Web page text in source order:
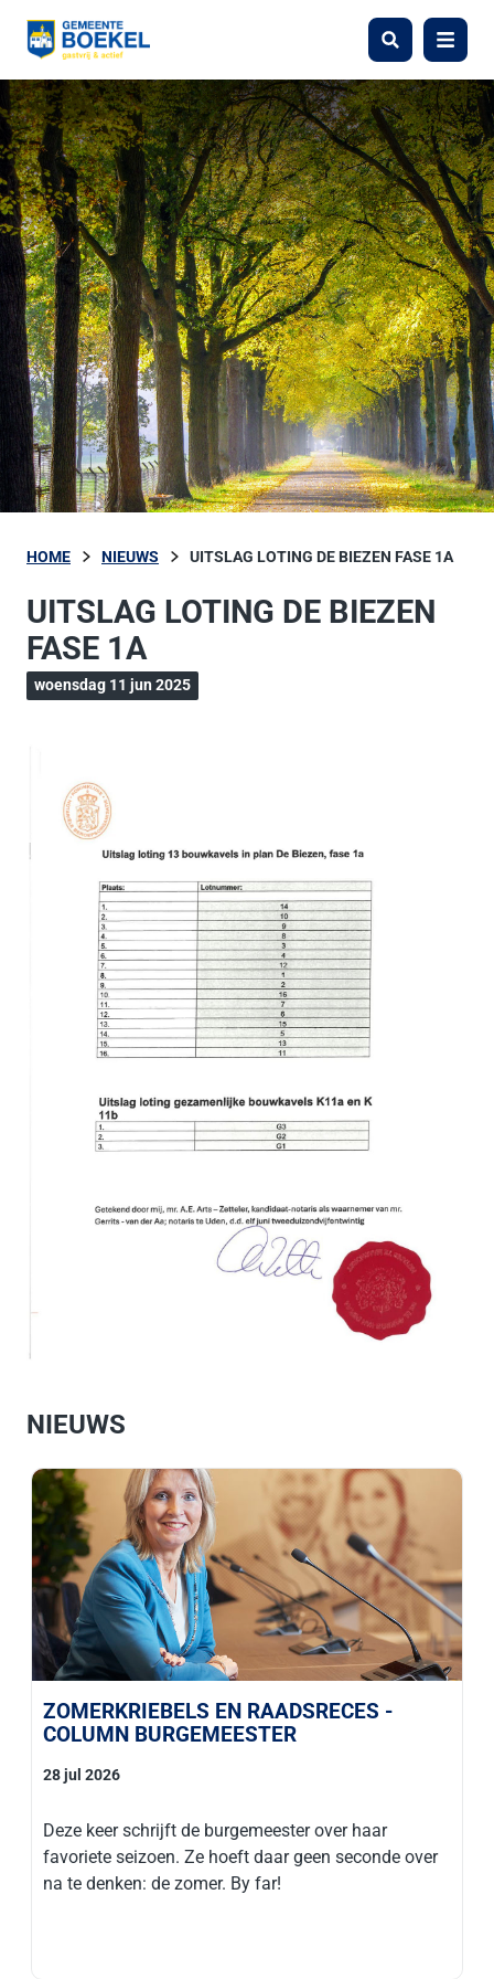
Zoeken Menu
HOME NIEUWS UITSLAG LOTING DE BIEZEN FASE 1A
UITSLAG LOTING DE BIEZEN
FASE 1A
woensdag 11 jun 2025
NIEUWS
ZOMERKRIEBELS EN RAADSRECES -
COLUMN BURGEMEESTER
28 jul 2026
Deze keer schrijft de burgemeester over haar
favoriete seizoen. Ze hoeft daar geen seconde over
na te denken: de zomer. By far!